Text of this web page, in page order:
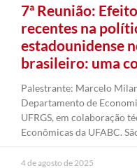
7ª Reunião:
recentes na
estadounidense
brasileiro: uma
Palestrante: Marcelo
Departamento de
UFRGS, em colaboração
Econômicas da UFABC.
4 de agosto de 2025